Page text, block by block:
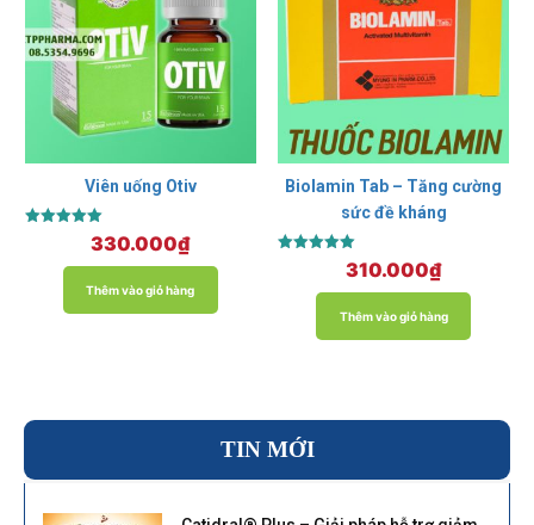
Viên uống Otiv
Được xếp
5.00
330.000₫
Thêm vào giỏ hàng
Biolamin Tab – Tăng cường
sức đề kháng
5.00
310.000₫
Thêm vào giỏ hàng
TIN MỚI